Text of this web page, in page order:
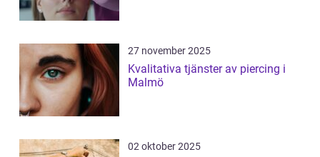
27 november 2025
Kvalitativa tjänster av piercing i
Malmö
02 oktober 2025